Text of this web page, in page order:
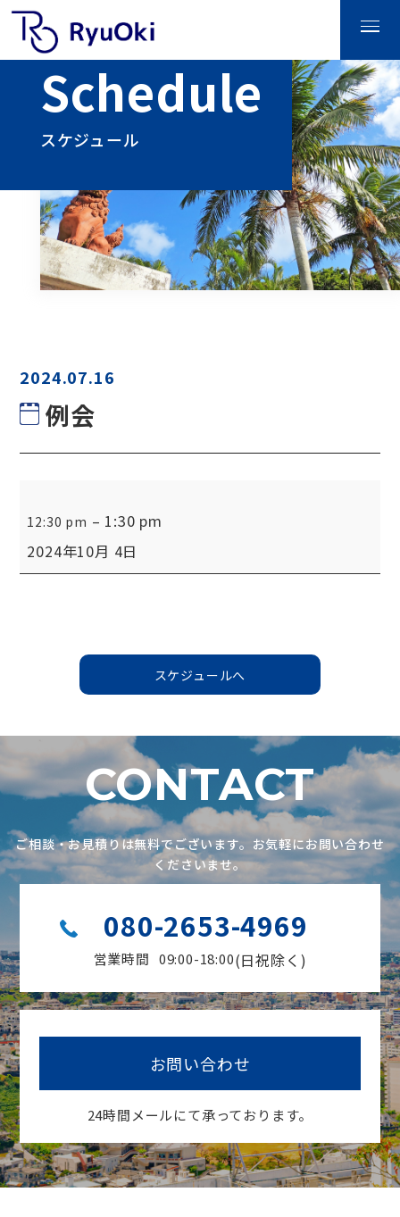
Schedule
スケジュール
例会
2024.07.16
会
12:30 pm – 1:30 pm
2024年10月 4日
スケジュールへ
CONTACT
ご相談・お見積りは無料でございます。お気軽にお問い合わせ
くださいませ。
080-2653-4969
営業時間 09:00-18:00(日祝除く)
お問い合わせ
24時間メールにて承っております。